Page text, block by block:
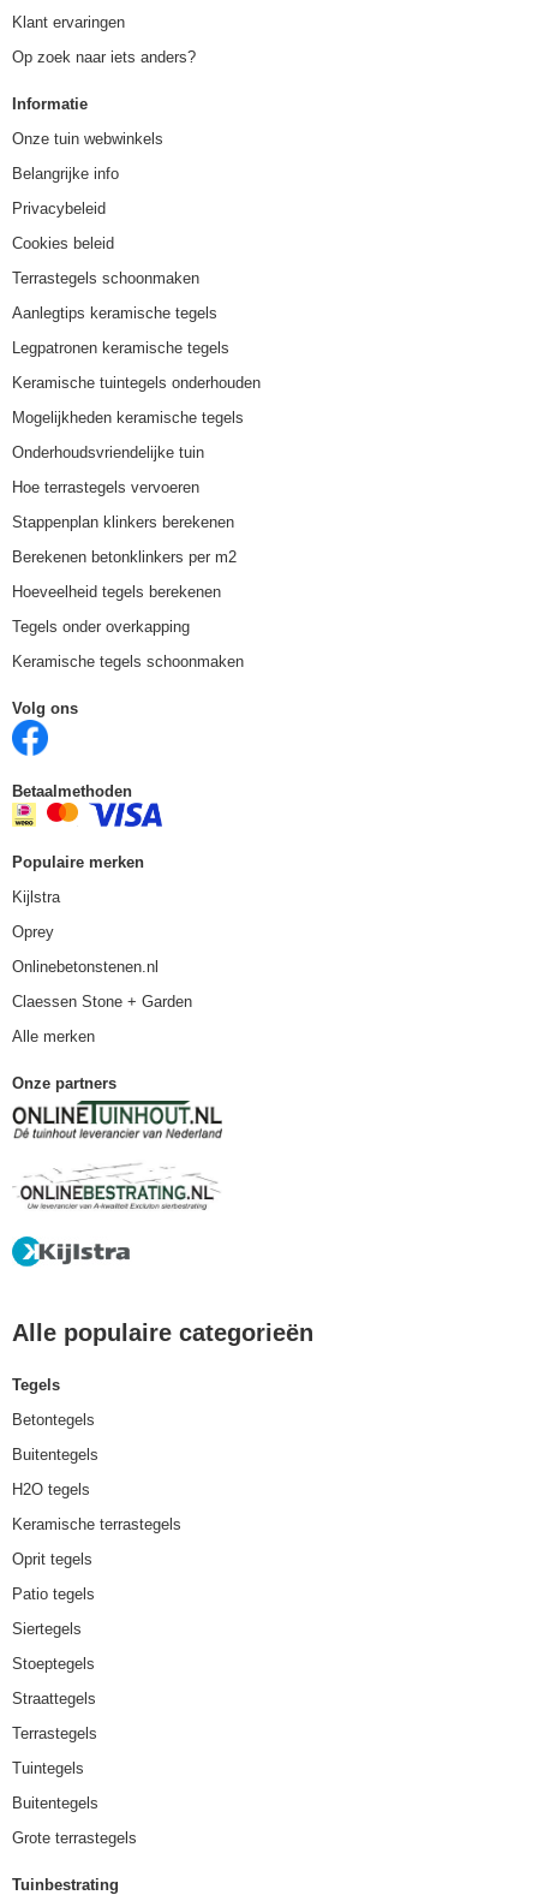
Klant ervaringen
Op zoek naar iets anders?
Informatie
Onze tuin webwinkels
Belangrijke info
Privacybeleid
Cookies beleid
Terrastegels schoonmaken
Aanlegtips keramische tegels
Legpatronen keramische tegels
Keramische tuintegels onderhouden
Mogelijkheden keramische tegels
Onderhoudsvriendelijke tuin
Hoe terrastegels vervoeren
Stappenplan klinkers berekenen
Berekenen betonklinkers per m2
Hoeveelheid tegels berekenen
Tegels onder overkapping
Keramische tegels schoonmaken
Volg ons
Betaalmethoden
Populaire merken
Kijlstra
Oprey
Onlinebetonstenen.nl
Claessen Stone + Garden
Alle merken
Onze partners
Alle populaire categorieën
Tegels
Betontegels
Buitentegels
H2O tegels
Keramische terrastegels
Oprit tegels
Patio tegels
Siertegels
Stoeptegels
Straattegels
Terrastegels
Tuintegels
Buitentegels
Grote terrastegels
Tuinbestrating